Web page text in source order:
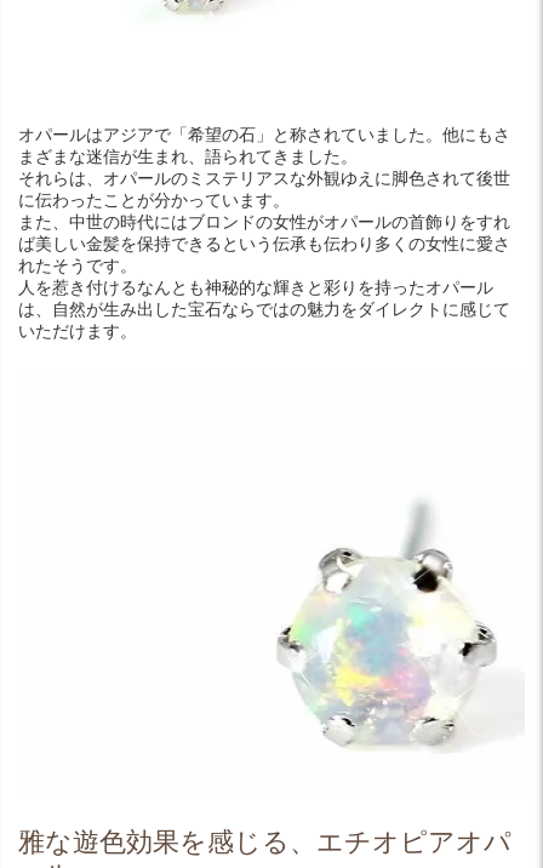
オパールはアジアで「希望の石」と称されていました。他にもさ
まざまな迷信が生まれ、語られてきました。
それらは、オパールのミステリアスな外観ゆえに脚色されて後世
に伝わったことが分かっています。
また、中世の時代にはブロンドの女性がオパールの首飾りをすれ
ば美しい金髪を保持できるという伝承も伝わり多くの女性に愛さ
れたそうです。
人を惹き付けるなんとも神秘的な輝きと彩りを持ったオパール
は、自然が生み出した宝石ならではの魅力をダイレクトに感じて
いただけます。
雅な遊色効果を感じる、エチオピアオパ